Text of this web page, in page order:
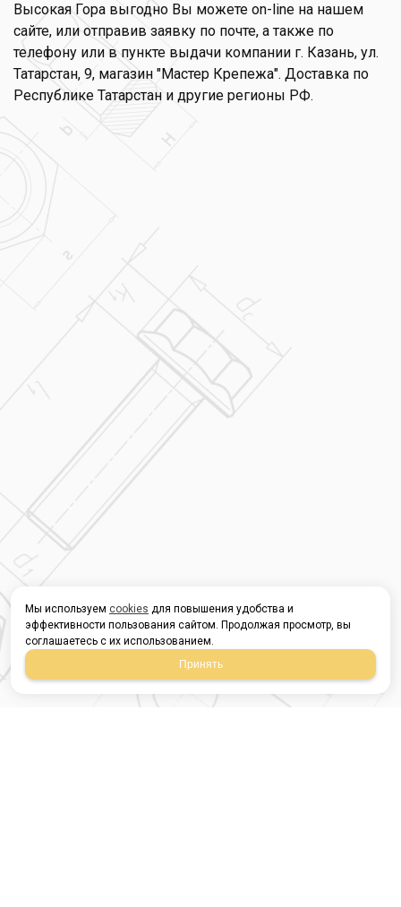
Высокая Гора выгодно Вы можете on-line на нашем
сайте, или отправив заявку по почте, а также по
телефону или в пункте выдачи компании г. Казань, ул.
Татарстан, 9, магазин "Мастер Крепежа". Доставка по
Республике Татарстан и другие регионы РФ.
Мы используем cookies для повышения удобства и
эффективности пользования сайтом. Продолжая просмотр, вы
соглашаетесь с их использованием.
Принять